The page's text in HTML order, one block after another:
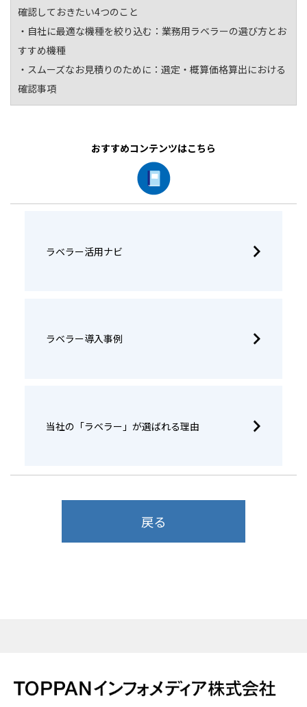
確認しておきたい4つのこと
・自社に最適な機種を絞り込む： 業務用ラベラーの選び方とお
すすめ機種
・スムーズなお見積りのために： 選定・概算価格算出における
確認事項
おすすめコンテンツはこちら
ラベラー活用ナビ
ラベラー導入事例
当社の「ラベラー」が選ばれる理由
戻る